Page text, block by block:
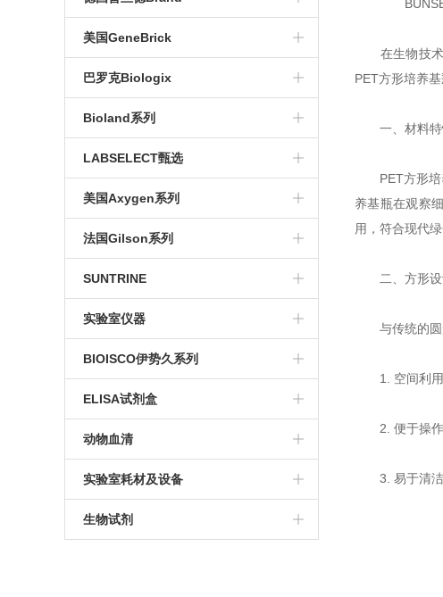
培养板
染色缸
大口膏剂瓶
标本采样管
色谱进样瓶
电泳电泳槽
冷冻管
移液管
PCR光学平盖
PCR单管
PCR板
PCR八联管
荧光定量PCR耗材
EP管
冻存管
96孔可拆酶标板
血清及移液管
离心管
培养系列
冻存系列
PCR系列
色谱耗材
仪器及手套
美国GeneBrick
巴罗克Biologix
Bioland系列
实验耗材
PCR耗材
LABSELECT甄选
美国Axygen系列
法国Gilson系列
电动移液器
单道移液器
手动多道移液器
手动分液器
SUNTRINE
血清移液管
实验室仪器
大龙移液器
电泳仪
BIOISCO伊势久系列
染色试剂
ELISA试剂盒
检测试剂盒
动物血清
实验室耗材及设备
96孔深孔板
生物试剂
在生物技术
PET方形培养
一、材料特
PET方形培养
养基瓶在观察
用，符合现代
二、方形设
与传统的圆形
1. 空间利用
2. 便于操作
3. 易于清洁